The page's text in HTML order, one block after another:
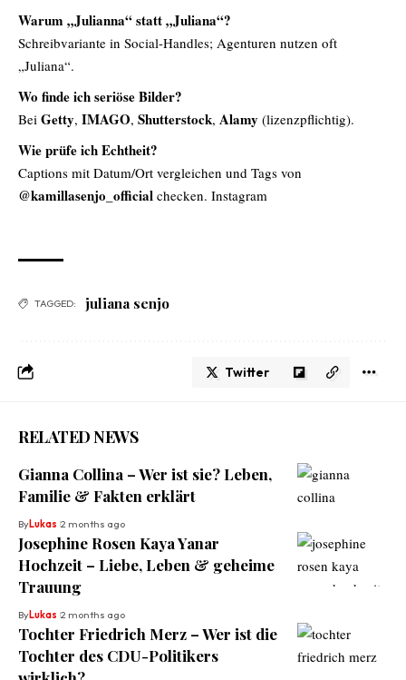
Warum „Julianna“ statt „Juliana“?
Schreibvariante in Social-Handles; Agenturen nutzen oft
„Juliana“.
Wo finde ich seriöse Bilder?
Bei Getty, IMAGO, Shutterstock, Alamy (lizenzpflichtig).
Wie prüfe ich Echtheit?
Captions mit Datum/Ort vergleichen und Tags von
@kamillasenjo_official checken. Instagram
TAGGED: juliana senjo
Twitter
RELATED NEWS
Gianna Collina – Wer ist sie? Leben,
Familie & Fakten erklärt
ByLukas 2 months ago
Josephine Rosen Kaya Yanar
Hochzeit – Liebe, Leben & geheime
Trauung
ByLukas 2 months ago
Tochter Friedrich Merz – Wer ist die
Tochter des CDU-Politikers